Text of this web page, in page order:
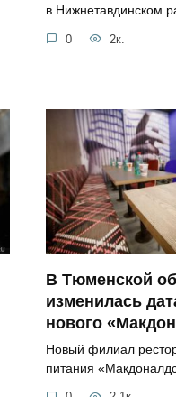
в Нижнетавдинском
0 2к.
В Тюменской
изменилась
нового
Новый филиал
питания